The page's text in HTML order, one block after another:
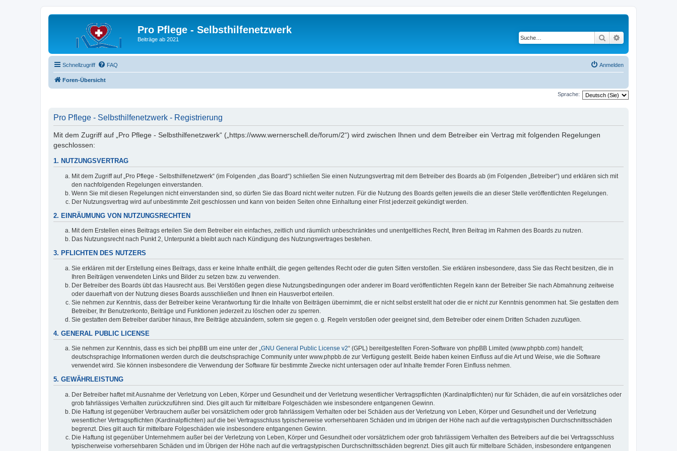
Pro Pflege - Selbsthilfenetzwerk
Beiträge ab 2021 Suche
Schnellzugriff FAQ Anmelden
Foren-Übersicht
Sprache:
Pro Pflege - Selbsthilfenetzwerk - Registrierung
Mit dem Zugriff auf „Pro Pflege - Selbsthilfenetzwerk“ („https://www.wernerschell.de/forum/2“) wird zwischen Ihnen und dem Betreiber ein Vertrag mit folgenden Regelungen
geschlossen:
1. NUTZUNGSVERTRAG
Mit dem Zugriff auf „Pro Pflege - Selbsthilfenetzwerk“ (im Folgenden „das Board“) schließen Sie einen Nutzungsvertrag mit dem Betreiber des Boards ab (im Folgenden „Betreiber“) und erklären sich mit
den nachfolgenden Regelungen einverstanden.
Wenn Sie mit diesen Regelungen nicht einverstanden sind, so dürfen Sie das Board nicht weiter nutzen. Für die Nutzung des Boards gelten jeweils die an dieser Stelle veröffentlichten Regelungen.
Der Nutzungsvertrag wird auf unbestimmte Zeit geschlossen und kann von beiden Seiten ohne Einhaltung einer Frist jederzeit gekündigt werden.
2. EINRÄUMUNG VON NUTZUNGSRECHTEN
Mit dem Erstellen eines Beitrags erteilen Sie dem Betreiber ein einfaches, zeitlich und räumlich unbeschränktes und unentgeltliches Recht, Ihren Beitrag im Rahmen des Boards zu nutzen.
Das Nutzungsrecht nach Punkt 2, Unterpunkt a bleibt auch nach Kündigung des Nutzungsvertrages bestehen.
3. PFLICHTEN DES NUTZERS
Sie erklären mit der Erstellung eines Beitrags, dass er keine Inhalte enthält, die gegen geltendes Recht oder die guten Sitten verstoßen. Sie erklären insbesondere, dass Sie das Recht besitzen, die in
Ihren Beiträgen verwendeten Links und Bilder zu setzen bzw. zu verwenden.
Der Betreiber des Boards übt das Hausrecht aus. Bei Verstößen gegen diese Nutzungsbedingungen oder anderer im Board veröffentlichten Regeln kann der Betreiber Sie nach Abmahnung zeitweise
oder dauerhaft von der Nutzung dieses Boards ausschließen und Ihnen ein Hausverbot erteilen.
Sie nehmen zur Kenntnis, dass der Betreiber keine Verantwortung für die Inhalte von Beiträgen übernimmt, die er nicht selbst erstellt hat oder die er nicht zur Kenntnis genommen hat. Sie gestatten dem
Betreiber, Ihr Benutzerkonto, Beiträge und Funktionen jederzeit zu löschen oder zu sperren.
Sie gestatten dem Betreiber darüber hinaus, Ihre Beiträge abzuändern, sofern sie gegen o. g. Regeln verstoßen oder geeignet sind, dem Betreiber oder einem Dritten Schaden zuzufügen.
4. GENERAL PUBLIC LICENSE
Sie nehmen zur Kenntnis, dass es sich bei phpBB um eine unter der „GNU General Public License v2“ (GPL) bereitgestellten Foren-Software von phpBB Limited (www.phpbb.com) handelt;
deutschsprachige Informationen werden durch die deutschsprachige Community unter www.phpbb.de zur Verfügung gestellt. Beide haben keinen Einfluss auf die Art und Weise, wie die Software
verwendet wird. Sie können insbesondere die Verwendung der Software für bestimmte Zwecke nicht untersagen oder auf Inhalte fremder Foren Einfluss nehmen.
5. GEWÄHRLEISTUNG
Der Betreiber haftet mit Ausnahme der Verletzung von Leben, Körper und Gesundheit und der Verletzung wesentlicher Vertragspflichten (Kardinalpflichten) nur für Schäden, die auf ein vorsätzliches oder
grob fahrlässiges Verhalten zurückzuführen sind. Dies gilt auch für mittelbare Folgeschäden wie insbesondere entgangenen Gewinn.
Die Haftung ist gegenüber Verbrauchern außer bei vorsätzlichem oder grob fahrlässigem Verhalten oder bei Schäden aus der Verletzung von Leben, Körper und Gesundheit und der Verletzung
wesentlicher Vertragspflichten (Kardinalpflichten) auf die bei Vertragsschluss typischerweise vorhersehbaren Schäden und im übrigen der Höhe nach auf die vertragstypischen Durchschnittsschäden
begrenzt. Dies gilt auch für mittelbare Folgeschäden wie insbesondere entgangenen Gewinn.
Die Haftung ist gegenüber Unternehmern außer bei der Verletzung von Leben, Körper und Gesundheit oder vorsätzlichem oder grob fahrlässigem Verhalten des Betreibers auf die bei Vertragsschluss
typischerweise vorhersehbaren Schäden und im Übrigen der Höhe nach auf die vertragstypischen Durchschnittsschäden begrenzt. Dies gilt auch für mittelbare Schäden, insbesondere entgangenen